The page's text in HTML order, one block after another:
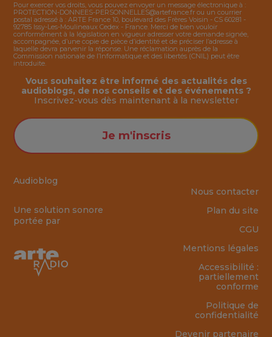
Pour exercer vos droits, vous pouvez envoyer un message électronique à :
PROTECTION-DONNEES-PERSONNELLES@artefrance.fr ou un courrier
postal adressé à : ARTE France 10, boulevard des Frères Voisin - CS 60281 -
92785 Issy-Les-Moulineaux Cedex - France. Merci de bien vouloir
conformément à la législation en vigueur adresser votre demande signée,
accompagnée, d’une copie de pièce d’identité et de préciser l’adresse à
laquelle devra parvenir la réponse. Une réclamation auprès de la
Commission nationale de l’Informatique et des libertés (CNIL) peut être
introduite.
Audioblog
Une solution sonore
portée par
Vous souhaitez être informé des actualités des
audioblogs, de nos conseils et des événements ?
Inscrivez-vous dès maintenant à la newsletter
Je m'inscris
Nous contacter
Plan du site
CGU
Mentions légales
Accessibilité :
partiellement
conforme
Politique de
confidentialité
Devenir partenaire